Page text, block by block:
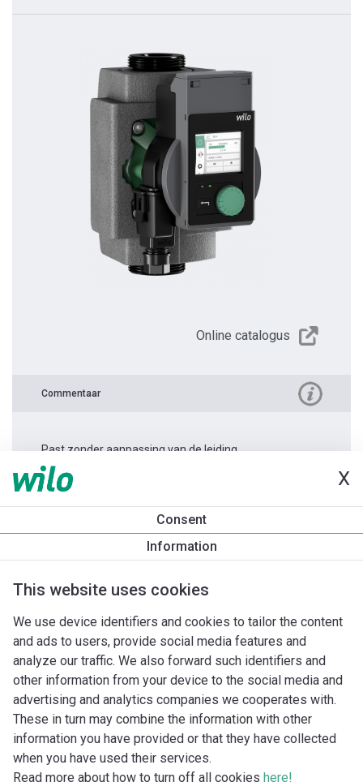
X
Consent
Information
This website uses cookies
We use device identifiers and cookies to tailor the content
and ads to users, provide social media features and
analyze our traffic. We also forward such identifiers and
other information from your device to the social media and
advertising and analytics companies we cooperates with.
These in turn may combine the information with other
information you have provided or that they have collected
when you have used their services.
Read more about how to turn off all cookies here!
Online catalogus
Commentaar
Past zonder aanpassing van de leiding.
Productinformatie
Stratos PICO 15/0,5-8 -130